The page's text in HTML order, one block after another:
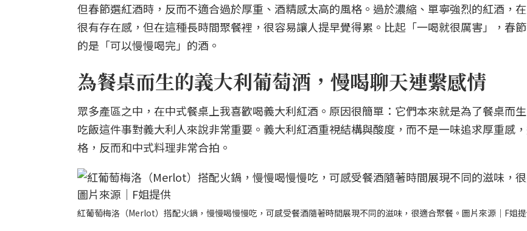
但春節選紅酒時，反而不適合過於厚重、酒精感太高的風格。過於濃縮、單寧強烈的紅酒，
很有存在感，但在這種長時間聚餐裡，很容易讓人提早覺得累。比起「一喝就很厲害」，春
的是「可以慢慢喝完」的酒。
為餐桌而生的義大利葡萄酒，慢喝聊天連繫感情
眾多產區之中，在中式餐桌上我喜歡喝義大利紅酒。原因很簡單：它們本來就是為了餐桌而
吃飯這件事對義大利人來說非常重要。義大利紅酒重視結構與酸度，而不是一味追求厚重感
格，反而和中式料理非常合拍。
紅葡萄梅洛（Merlot）搭配火鍋，慢慢喝慢慢吃，可感受餐酒隨著時間展現不同的滋味，很適合聚餐。圖片來源｜F姐